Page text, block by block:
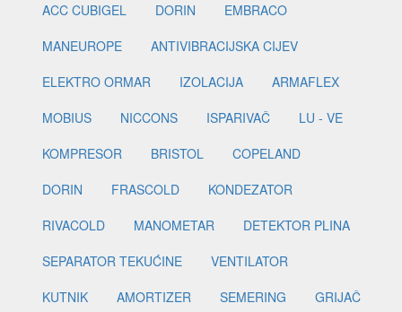
ACC CUBIGEL
DORIN
EMBRACO
MANEUROPE
ANTIVIBRACIJSKA CIJEV
ELEKTRO ORMAR
IZOLACIJA
ARMAFLEX
MOBIUS
NICCONS ISPARIVAČ
LU - VE
KOMPRESOR
BRISTOL
COPELAND
DORIN
FRASCOLD
KONDEZATOR
RIVACOLD
MANOMETAR
DETEKTOR PLINA
SEPARATOR TEKUĆINE
VENTILATOR
KUTNIK
AMORTIZER SEMERING
GRIJAČ